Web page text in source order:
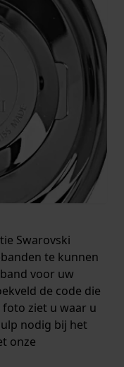
Swarovski
te kunnen
voor uw
de code die
ziet u waar u
nodig bij het
onze